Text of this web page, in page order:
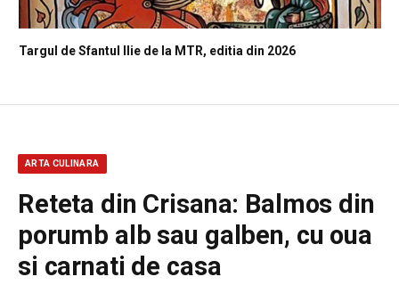
Targul de Sfantul Ilie de la MTR, editia din 2026
ARTA CULINARA
Reteta din Crisana: Balmos din
porumb alb sau galben, cu oua
si carnati de casa